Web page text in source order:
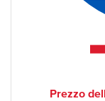
Prezzo